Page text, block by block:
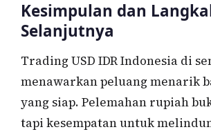
Kesimpulan dan
Selanjutnya
Trading USD IDR Indonesia di
menawarkan peluang menarik
yang siap. Pelemahan rupiah
tapi kesempatan untuk